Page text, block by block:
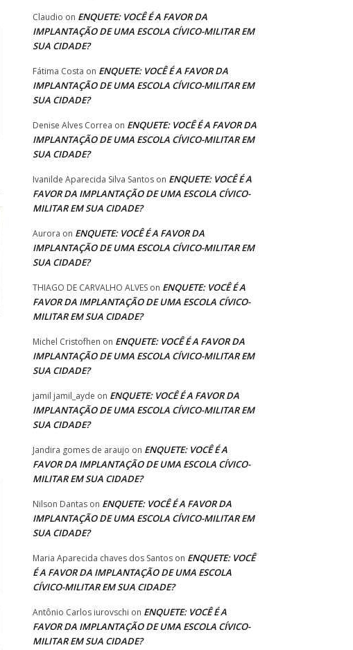
Nome:*
Claudio on ENQUETE: VOCÊ É A FAVOR DA
IMPLANTAÇÃO DE UMA ESCOLA CÍVICO-MILITAR EM
SUA CIDADE?
Fátima Costa on ENQUETE: VOCÊ É A FAVOR DA
IMPLANTAÇÃO DE UMA ESCOLA CÍVICO-MILITAR EM
SUA CIDADE?
Denise Alves Correa on ENQUETE: VOCÊ É A FAVOR DA
IMPLANTAÇÃO DE UMA ESCOLA CÍVICO-MILITAR EM
SUA CIDADE?
Ivanilde Aparecida Silva Santos on ENQUETE: VOCÊ É A
FAVOR DA IMPLANTAÇÃO DE UMA ESCOLA CÍVICO-
MILITAR EM SUA CIDADE?
Aurora on ENQUETE: VOCÊ É A FAVOR DA
IMPLANTAÇÃO DE UMA ESCOLA CÍVICO-MILITAR EM
SUA CIDADE?
THIAGO DE CARVALHO ALVES on ENQUETE: VOCÊ É A
FAVOR DA IMPLANTAÇÃO DE UMA ESCOLA CÍVICO-
MILITAR EM SUA CIDADE?
Michel Cristofhen on ENQUETE: VOCÊ É A FAVOR DA
IMPLANTAÇÃO DE UMA ESCOLA CÍVICO-MILITAR EM
SUA CIDADE?
jamil jamil_ayde on ENQUETE: VOCÊ É A FAVOR DA
IMPLANTAÇÃO DE UMA ESCOLA CÍVICO-MILITAR EM
SUA CIDADE?
Jandira gomes de araujo on ENQUETE: VOCÊ É A
FAVOR DA IMPLANTAÇÃO DE UMA ESCOLA CÍVICO-
MILITAR EM SUA CIDADE?
Nilson Dantas on ENQUETE: VOCÊ É A FAVOR DA
IMPLANTAÇÃO DE UMA ESCOLA CÍVICO-MILITAR EM
SUA CIDADE?
Maria Aparecida chaves dos Santos on ENQUETE: VOCÊ
É A FAVOR DA IMPLANTAÇÃO DE UMA ESCOLA
CÍVICO-MILITAR EM SUA CIDADE?
Antônio Carlos iurovschi on ENQUETE: VOCÊ É A
FAVOR DA IMPLANTAÇÃO DE UMA ESCOLA CÍVICO-
MILITAR EM SUA CIDADE?